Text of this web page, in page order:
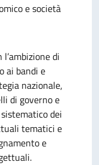
e società
di
ai bandi e
nazionale,
di governo e
dei
tematici e
e